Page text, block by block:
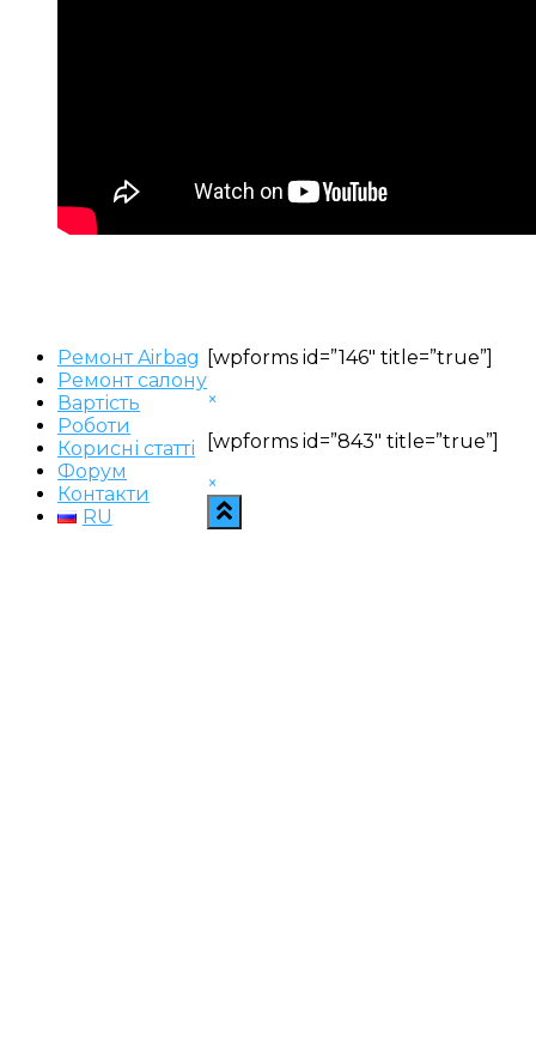
Ремонт Airbag
Ремонт салону
Вартість
Роботи
Корисні статті
Форум
Контакти
RU
[wpforms id=”146″ title=”true”]
×
[wpforms id=”843″ title=”true”]
×